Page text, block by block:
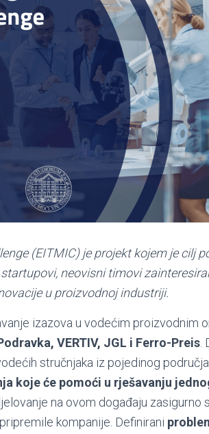
(EITMIC) je projekt kojem je cilj
neovisni timovi
u proizvodnoj industriji.
izazova u vodećim proizvodnim
VERTIV, JGL i Ferro-Preis
stručnjaka iz pojedinog
koje će pomoći u rješavanju
na ovom događaju zasigurno
kompanije. Definirani